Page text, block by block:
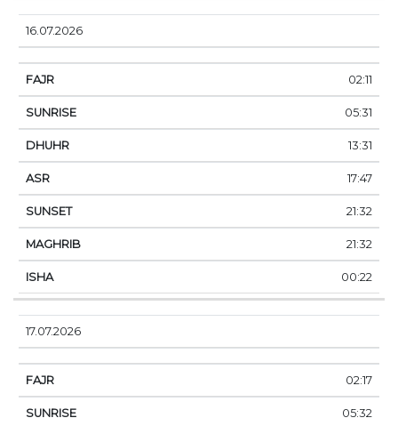
16.07.2026
02:11
05:31
13:31
17:47
21:32
21:32
00:22
17.07.2026
02:17
05:32